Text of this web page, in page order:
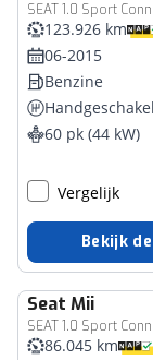
SEAT 1.0 Sport
123.926 km
06-2015
Benzine
60 pk (44 kW)
Vergelijk
Bekijk
Seat Mii
SEAT 1.0 Sport
86.045 km